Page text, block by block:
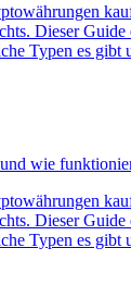
Dieser Guide
Typen es gibt
wie
Dieser Guide
Typen es gibt